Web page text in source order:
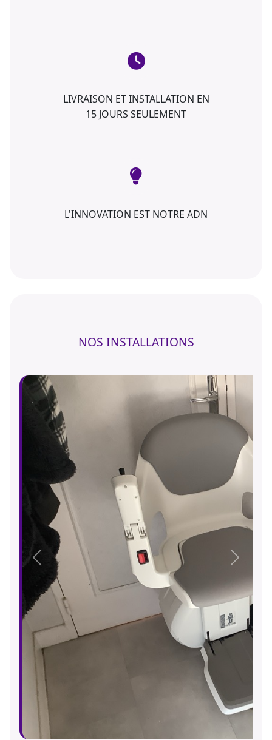
LIVRAISON ET INSTALLATION EN
15 JOURS SEULEMENT
L'INNOVATION EST NOTRE ADN
NOS INSTALLATIONS
Précédent Suivant